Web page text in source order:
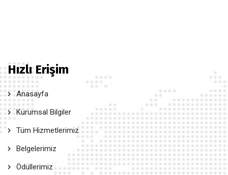
Hızlı Erişim
Anasayfa
Kurumsal Bilgiler
Tüm Hizmetlerimiz
Belgelerimiz
Ödüllerimiz